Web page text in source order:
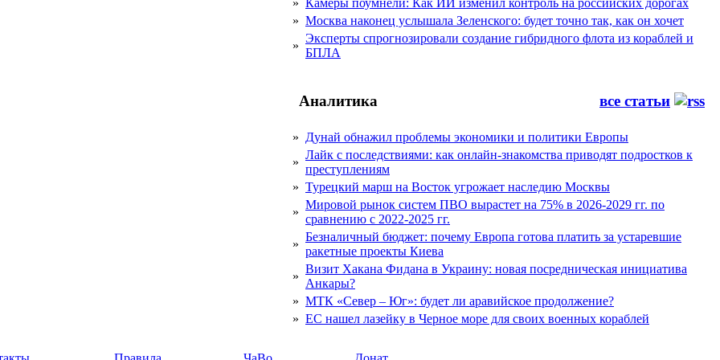
»
Камеры поумнели: Как ИИ изменил контроль на российских дорогах
» Москва наконец услышала Зеленского: будет точно так, как он хочет
»
Эксперты спрогнозировали создание гибридного флота из кораблей и
БПЛА
Аналитика все статьи
» Дунай обнажил проблемы экономики и политики Европы
»
Лайк с последствиями: как онлайн-знакомства приводят подростков к
преступлениям
» Турецкий марш на Восток угрожает наследию Москвы
»
Мировой рынок систем ПВО вырастет на 75% в 2026-2029 гг. по
сравнению с 2022-2025 гг.
»
Безналичный бюджет: почему Европа готова платить за устаревшие
ракетные проекты Киева
»
Визит Хакана Фидана в Украину: новая посредническая инициатива
Анкары?
» МТК «Север – Юг»: будет ли аравийское продолжение?
» ЕС нашел лазейку в Черное море для своих военных кораблей